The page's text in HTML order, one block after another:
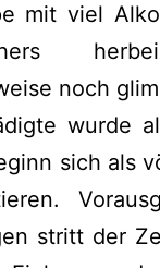
mit viel
noch
wurde
sich als
stritt der